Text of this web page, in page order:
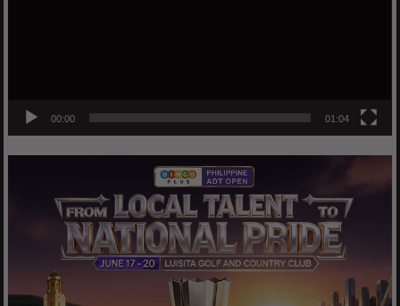
00:00 01:04